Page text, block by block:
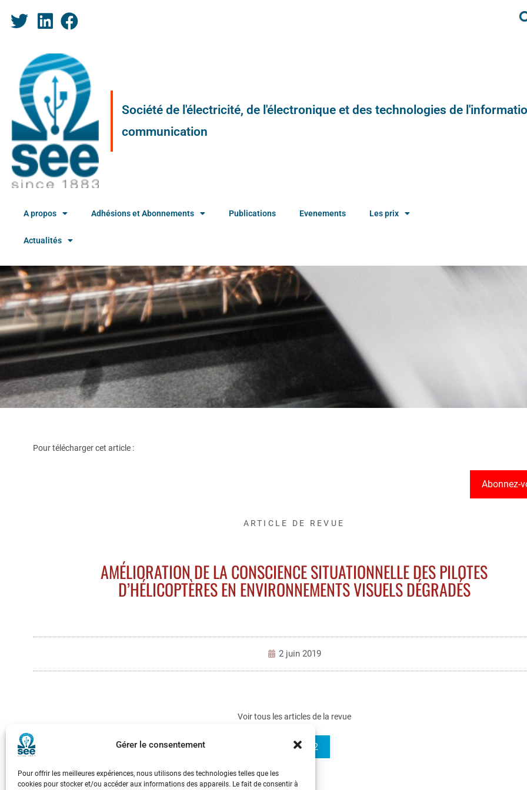
Gérer le consentement
Pour offrir les meilleures expériences, nous utilisons des technologies telles que les
cookies pour stocker et/ou accéder aux informations des appareils. Le fait de consentir à
Société de l'électricité, de l'électronique et des technologies de
communication
A propos Adhésions et Abonnements Publications Evenements Les prix
Actualités
Pour télécharger cet article :
Abonnez-
ARTICLE DE REVUE
AMÉLIORATION DE LA CONSCIENCE SITUATIONNELLE DES PILOTES
D’HÉLICOPTÈRES EN ENVIRONNEMENTS VISUELS DÉGRADÉS
2 juin 2019
Voir tous les articles de la revue
REE 2019-2